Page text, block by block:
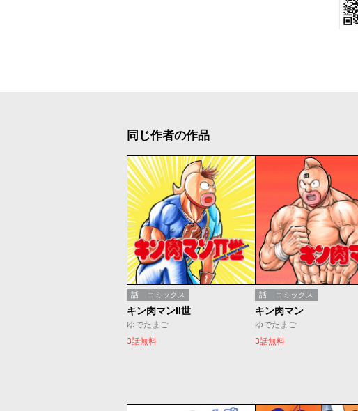
同じ作者の作品
話 コミックス
キン肉マンII世
ゆでたまご
3話無料
話 コミックス
キン肉マン
ゆでたまご
3話無料